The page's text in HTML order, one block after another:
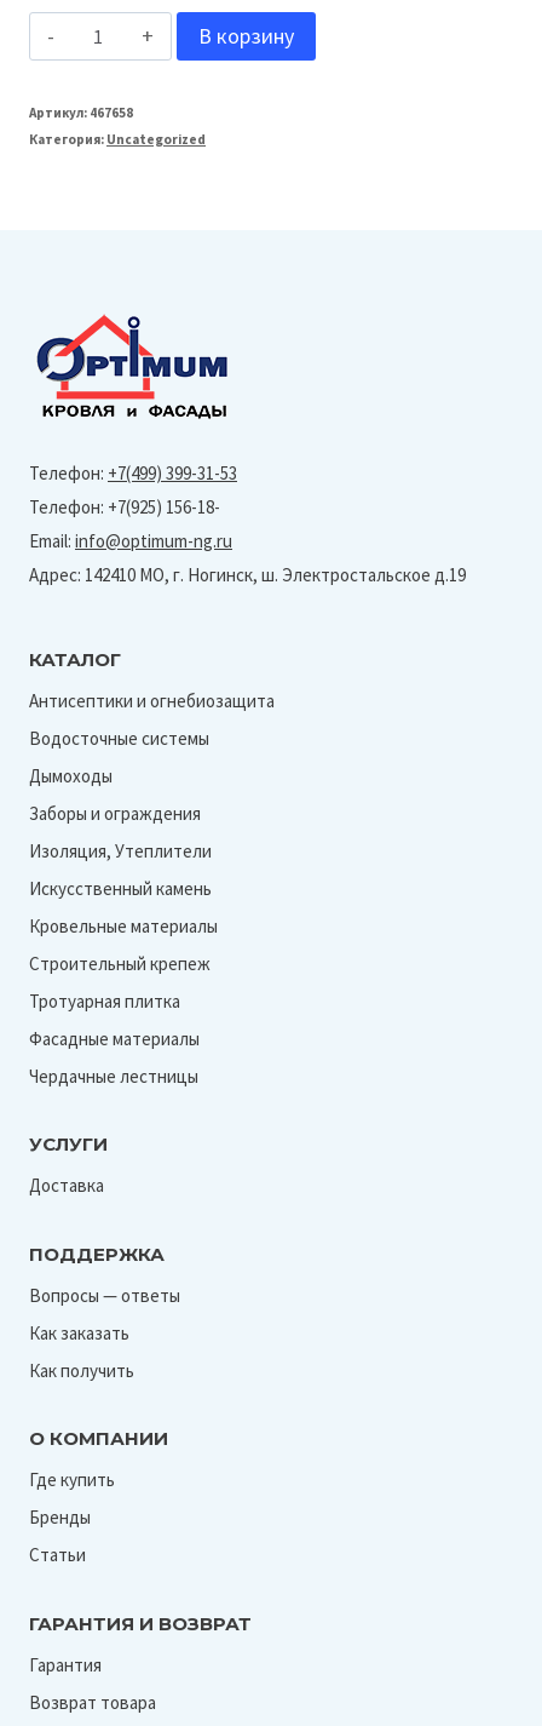
Количество
Docke
LUX
D4,7T
L=3,6м
Алтайский
В корзину
Артикул: 467658
Категория: Uncategorized
Телефон: +7(499) 399-31-53
Телефон: +7(925) 156-18-
Email: info@optimum-ng.ru
Адрес: 142410 МО, г. Ногинск, ш. Электростальское д.19
КАТАЛОГ
Антисептики и огнебиозащита
Водосточные системы
Дымоходы
Заборы и ограждения
Изоляция, Утеплители
Искусственный камень
Кровельные материалы
Строительный крепеж
Тротуарная плитка
Фасадные материалы
Чердачные лестницы
УСЛУГИ
Доставка
ПОДДЕРЖКА
Вопросы — ответы
Как заказать
Как получить
О КОМПАНИИ
Где купить
Бренды
Статьи
ГАРАНТИЯ И ВОЗВРАТ
Гарантия
Возврат товара